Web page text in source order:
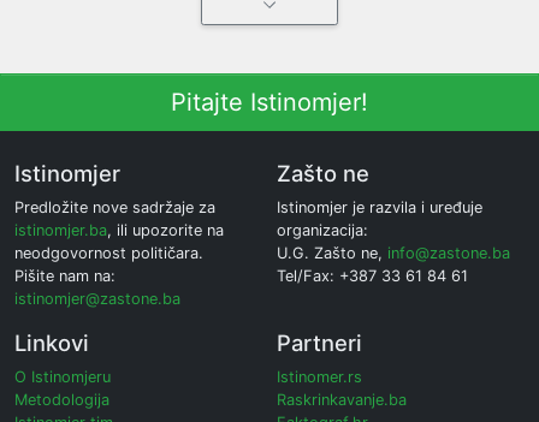
Pitajte Istinomjer!
Istinomjer
Predložite nove sadržaje za
istinomjer.ba, ili upozorite na
neodgovornost političara.
Pišite nam na:
istinomjer@zastone.ba
Zašto ne
Istinomjer je razvila i uređuje
organizacija:
U.G. Zašto ne, info@zastone.ba
Tel/Fax: +387 33 61 84 61
Linkovi
O Istinomjeru
Metodologija
Partneri
Istinomer.rs
Raskrinkavanje.ba